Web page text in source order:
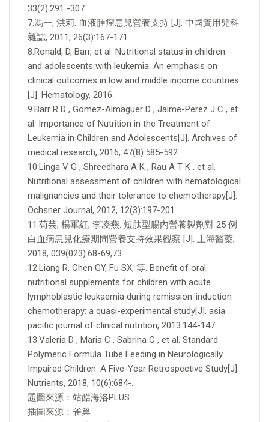
33(2):291 -307.
7.馮一, 洪莉. 血液腫瘤患兒營養支持 [J]. 中國實用兒科
雜誌, 2011, 26(3):167-171.
8.Ronald, D, Barr, et al. Nutritional status in children
and adolescents with leukemia: An emphasis on
clinical outcomes in low and middle income countries.
[J]. Hematology, 2016.
9.Barr R D , Gomez-Almaguer D , Jaime-Perez J C , et
al. Importance of Nutrition in the Treatment of
Leukemia in Children and Adolescents[J]. Archives of
medical research, 2016, 47(8):585-592.
10.Linga V G , Shreedhara A K , Rau A T K , et al.
Nutritional assessment of children with hematological
malignancies and their tolerance to chemotherapy[J].
Ochsner Journal, 2012, 12(3):197-201.
11.苟芸, 楊軍紅, 李凌燕. 短肽型腸內營養製劑對 25 例
白血病患兒化療期間營養支持效果觀察 [J]. 上海醫藥,
2018, 039(023):68-69,73.
12.Liang R, Chen GY, Fu SX, 等. Benefit of oral
nutritional supplements for children with acute
lymphoblastic leukaemia during remission-induction
chemotherapy: a quasi-experimental study[J]. asia
pacific journal of clinical nutrition, 2013:144-147.
13.Valeria D , Maria C , Sabrina C , et al. Standard
Polymeric Formula Tube Feeding in Neurologically
Impaired Children: A Five-Year Retrospective Study[J].
Nutrients, 2018, 10(6):684-.
題圖來源：站酷海洛PLUS
插圖來源：雀巢